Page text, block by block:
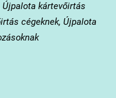
kártevőirtás
cégeknek, Újpalota